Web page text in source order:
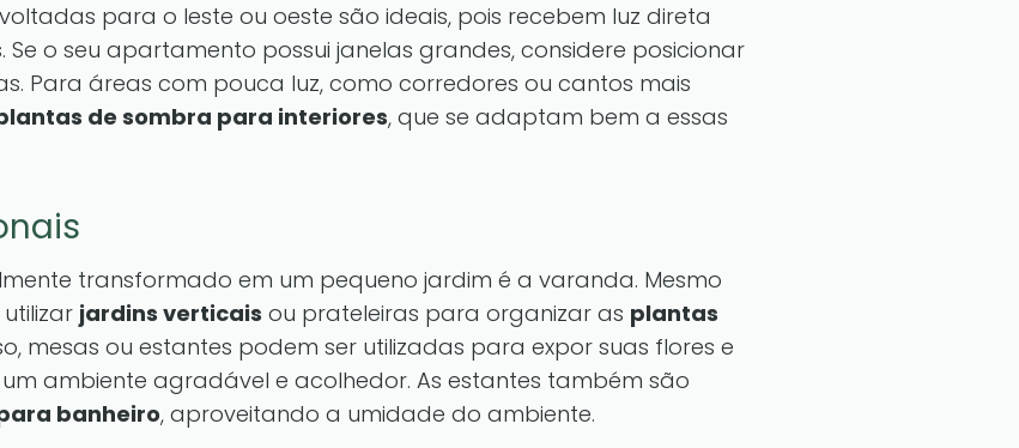
para o leste ou oeste são ideais, pois recebem luz direta
o seu apartamento possui janelas grandes, considere posicionar
Para áreas com pouca luz, como corredores ou cantos mais
de sombra para interiores, que se adaptam bem a essas
transformado em um pequeno jardim é a varanda. Mesmo
jardins verticais ou prateleiras para organizar as plantas
mesas ou estantes podem ser utilizadas para expor suas flores e
ambiente agradável e acolhedor. As estantes também são
banheiro, aproveitando a umidade do ambiente.